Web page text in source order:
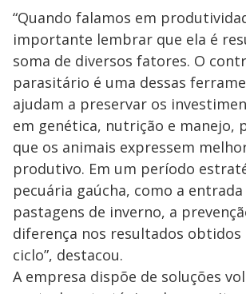
“Quando falamos em
importante lembrar que ela é
soma de diversos fatores. O
parasitário é uma dessas
ajudam a preservar os
em genética, nutrição e manejo,
que os animais expressem
produtivo. Em um período
pecuária gaúcha, como a entrada
pastagens de inverno, a
diferença nos resultados obtidos
ciclo”, destacou.
A empresa dispõe de soluções